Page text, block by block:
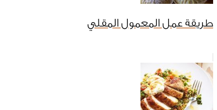
طريقة عمل المعمول المقلي